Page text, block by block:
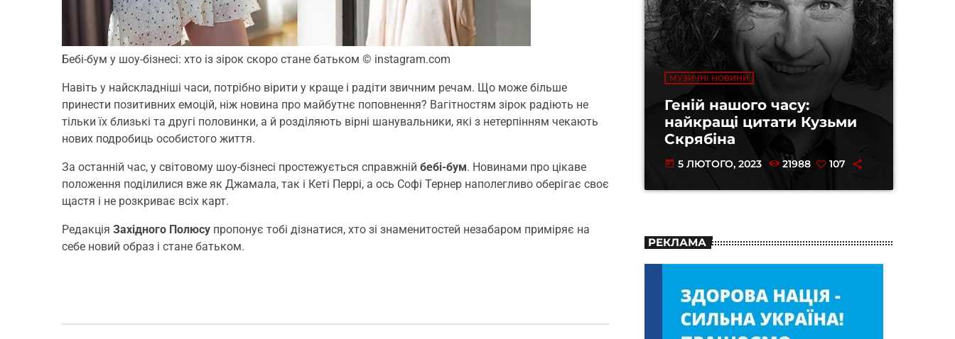
Бебі-бум у шоу-бізнесі: хто із зірок скоро стане батьком © instagram.com
Навіть у найскладніші часи, потрібно вірити у краще і радіти звичним речам. Що може більше
принести позитивних емоцій, ніж новина про майбутнє поповнення? Вагітностям зірок радіють не
тільки їх близькі та другі половинки, а й розділяють вірні шанувальники, які з нетерпінням чекають
нових подробиць особистого життя.
За останній час, у світовому шоу-бізнесі простежується справжній бебі-бум. Новинами про цікаве
положення поділилися вже як Джамала, так і Кеті Перрі, а ось Софі Тернер наполегливо оберігає своє
щастя і не розкриває всіх карт.
Редакція Західного Полюсу пропонує тобі дізнатися, хто зі знаменитостей незабаром приміряє на
себе новий образ і стане батьком.
МУЗИЧНІ НОВИНИ
Геній нашого часу:
найкращі цитати Кузьми
Скрябіна
today 5 ЛЮТОГО, 2023 21988 107
РЕКЛАМА